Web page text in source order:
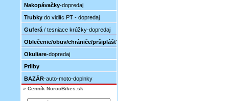
Nakopávačky-dopredaj
Trubky do vidlíc PT - dopredaj
Guferá / tesniace krúžky-dopredaj
Oblečenie/obuv/chrániče/pršiplášť
Okuliare-dopredaj
Prilby
BAZÁR-auto-moto-doplnky
» Cenník NorcoBikes.sk